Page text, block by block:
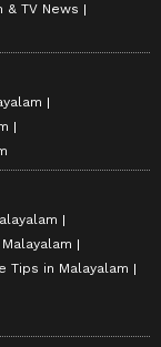
& TV News
Tips in Malayalam